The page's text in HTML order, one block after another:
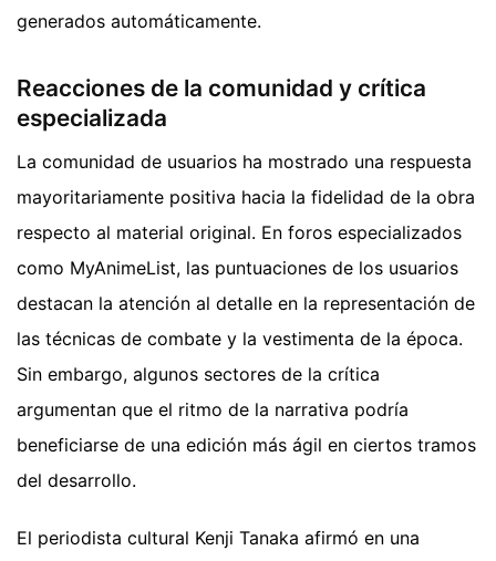
generados automáticamente.
Reacciones de la comunidad y crítica
especializada
La comunidad de usuarios ha mostrado una respuesta
mayoritariamente positiva hacia la fidelidad de la obra
respecto al material original. En foros especializados
como MyAnimeList, las puntuaciones de los usuarios
destacan la atención al detalle en la representación de
las técnicas de combate y la vestimenta de la época.
Sin embargo, algunos sectores de la crítica
argumentan que el ritmo de la narrativa podría
beneficiarse de una edición más ágil en ciertos tramos
del desarrollo.
El periodista cultural Kenji Tanaka afirmó en una